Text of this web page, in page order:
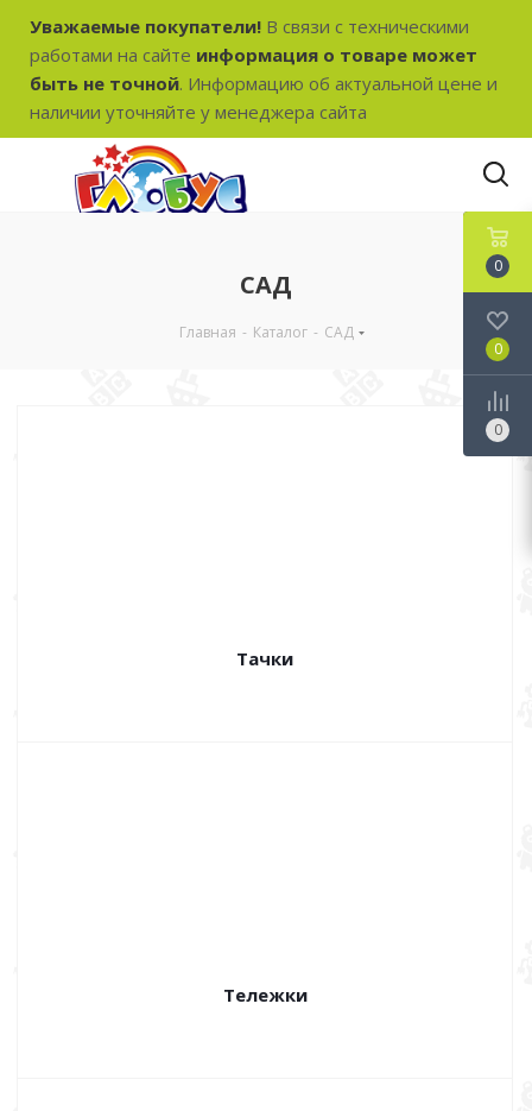
Уважаемые покупатели! В связи с техническими
работами на сайте информация о товаре может
быть не точной. Информацию об актуальной цене и
наличии уточняйте у менеджера сайта
САД
Главная - Каталог - САД
Тачки
Тележки
0
0
0